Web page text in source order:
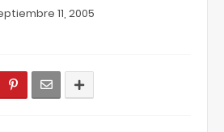
11, 2005